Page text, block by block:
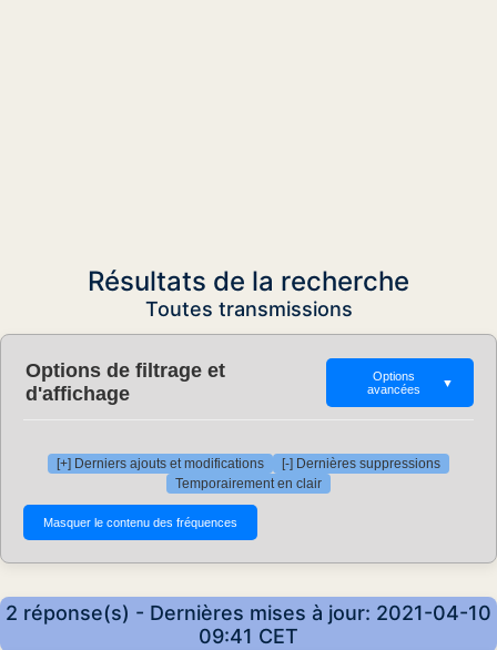
Résultats de la recherche
Toutes transmissions
Options de filtrage et
d'affichage
Options
avancées
▼
[+] Derniers ajouts et modifications
[-] Dernières suppressions
Temporairement en clair
2 réponse(s) - Dernières mises à jour: 2021-04-10
09:41 CET